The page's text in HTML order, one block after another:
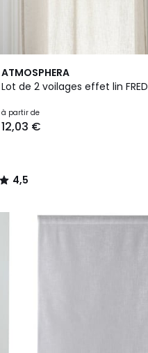
ATMOSPHERA
Lot de 2 voilages effet lin FRED
à partir de
12,03 €
4,5
/ 5
4,5
/